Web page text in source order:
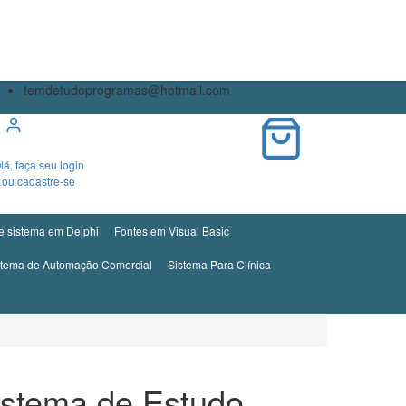
temdetudoprogramas@hotmail.com
faça seu login
ou cadastre-se
sistema em Delphi Fontes em Visual Basic
de Automação Comercial Sistema Para Clínica